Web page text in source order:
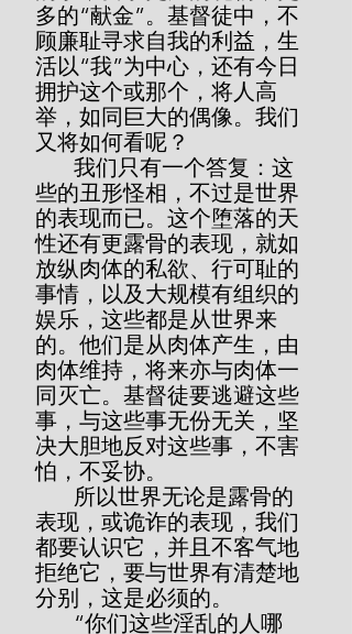
多的“献金”。基督徒中，不
顾廉耻寻求自我的利益，生
活以“我”为中心，还有今日
拥护这个或那个，将人高
举，如同巨大的偶像。我们
又将如何看呢？
些的丑形怪相，不过是世界
的表现而已。这个堕落的天
性还有更露骨的表现，就如
放纵肉体的私欲、行可耻的
事情，以及大规模有组织的
娱乐，这些都是从世界来
的。他们是从肉体产生，由
肉体维持，将来亦与肉体一
同灭亡。基督徒要逃避这些
事，与这些事无份无关，坚
决大胆地反对这些事，不害
怕，不妥协。
表现，或诡诈的表现，我们
都要认识它，并且不客气地
拒绝它，要与世界有清楚地
分别，这是必须的。